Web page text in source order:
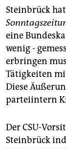
Steinbrück
eine
wenig -
erbringen
Tätigkeiten
Diese
parteiintern
Der CSU-
Steinbrück